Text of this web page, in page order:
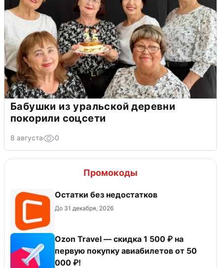
Бабушки из уральской деревни
покорили соцсети
8 августа 0
Промокоды
Остатки без недостатков
До 31 декабря, 2026
Ozon Travel — скидка 1 500 ₽ на
первую покупку авиабилетов от 50
000 ₽!